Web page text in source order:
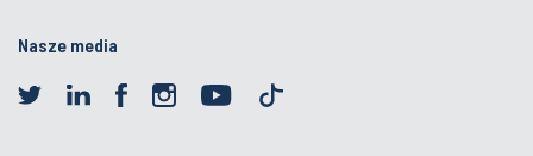
Nasze media